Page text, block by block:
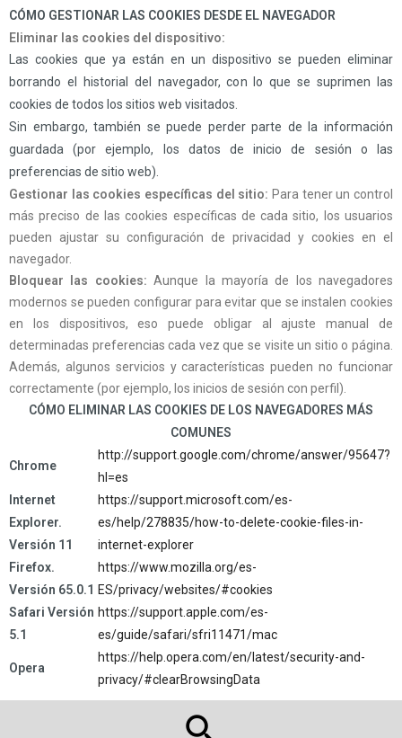
CÓMO GESTIONAR LAS COOKIES DESDE EL NAVEGADOR
Eliminar las cookies del dispositivo:
Las cookies que ya están en un dispositivo se pueden eliminar
borrando el historial del navegador, con lo que se suprimen las
cookies de todos los sitios web visitados.
Sin embargo, también se puede perder parte de la información
guardada (por ejemplo, los datos de inicio de sesión o las
preferencias de sitio web).
Gestionar las cookies específicas del sitio: Para tener un control
más preciso de las cookies específicas de cada sitio, los usuarios
pueden ajustar su configuración de privacidad y cookies en el
navegador.
Bloquear las cookies:Aunque la mayoría de los navegadores
modernos se pueden configurar para evitar que se instalen cookies
en los dispositivos, eso puede obligar al ajuste manual de
determinadas preferencias cada vez que se visite un sitio o página.
Además, algunos servicios y características pueden no funcionar
correctamente (por ejemplo, los inicios de sesión con perfil).
CÓMO ELIMINAR LAS COOKIES DE LOS NAVEGADORES MÁS
COMUNES
Chrome
http://support.google.com/chrome/answer/95647?
hl=es
Internet
Explorer.
Versión 11
https://support.microsoft.com/es-
es/help/278835/how-to-delete-cookie-files-in-
internet-explorer
Firefox.
Versión 65.0.1
https://www.mozilla.org/es-
ES/privacy/websites/#cookies
Safari Versión
5.1
https://support.apple.com/es-
es/guide/safari/sfri11471/mac
Opera
https://help.opera.com/en/latest/security-and-
privacy/#clearBrowsingData